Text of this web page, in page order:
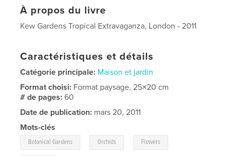
À propos du livre
Kew Gardens Tropical Extravaganza, London - 2011
Caractéristiques et détails
Catégorie principale: Maison et jardin
Format choisi: Format paysage, 25×20 cm
# de pages:60
Date de publication: mars 20, 2011
Mots-clés
Botanical Gardens Orchids Flowers